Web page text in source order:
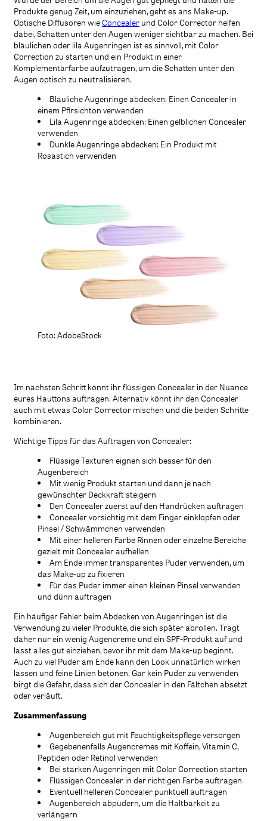
Produkte genug Zeit, um einzuziehen, geht es ans Make-up.
Optische Diffusoren wieConcealer und Color Corrector helfen
dabei, Schatten unter den Augen weniger sichtbar zu machen. Bei
bläulichen oder lila Augenringen ist es sinnvoll, mit Color
Correction zu starten und ein Produkt in einer
Komplementärfarbe aufzutragen, um die Schatten unter den
Augen optisch zu neutralisieren.
Bläuliche Augenringe abdecken: Einen Concealer in
einem Pfirsichton verwenden
Lila Augenringe abdecken: Einen gelblichen Concealer
verwenden
Dunkle Augenringe abdecken: Ein Produkt mit
Rosastich verwenden
Foto: AdobeStock
Im nächsten Schritt könnt ihr flüssigen Concealer in der Nuance
eures Hauttons auftragen. Alternativ könnt ihr den Concealer
auch mit etwas Color Corrector mischen und die beiden Schritte
kombinieren.
Wichtige Tipps für das Auftragen von Concealer:
Flüssige Texturen eignen sich besser für den
Augenbereich
Mit wenig Produkt starten und dann je nach
gewünschter Deckkraft steigern
Den Concealer zuerst auf den Handrücken auftragen
Concealer vorsichtig mit dem Finger einklopfen oder
Pinsel / Schwämmchen verwenden
Mit einer helleren Farbe Rinnen oder einzelne Bereiche
gezielt mit Concealer aufhellen
Am Ende immer transparentes Puder verwenden, um
das Make-up zu fixieren
Für das Puder immer einen kleinen Pinsel verwenden
und dünn auftragen
Ein häufiger Fehler beim Abdecken von Augenringen ist die
Verwendung zu vieler Produkte, die sich später abrollen. Tragt
daher nur ein wenig Augencreme und ein SPF-Produkt auf und
lasst alles gut einziehen, bevor ihr mit dem Make-up beginnt.
Auch zu viel Puder am Ende kann den Look unnatürlich wirken
lassen und feine Linien betonen. Gar kein Puder zu verwenden
birgt die Gefahr, dass sich der Concealer in den Fältchen absetzt
oder verläuft.
Zusammenfassung
Augenbereich gut mit Feuchtigkeitspflege versorgen
Gegebenenfalls Augencremes mit Koffein, Vitamin C,
Peptiden oder Retinol verwenden
Bei starken Augenringen mit Color Correction starten
Flüssigen Concealer in der richtigen Farbe auftragen
Eventuell helleren Concealer punktuell auftragen
Augenbereich abpudern, um die Haltbarkeit zu
verlängern